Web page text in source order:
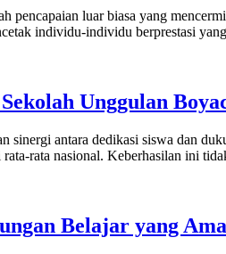
luar biasa yang
individu-individu berprestasi
Unggulan
antara dedikasi siswa dan
rata nasional. Keberhasilan ini
Belajar yang